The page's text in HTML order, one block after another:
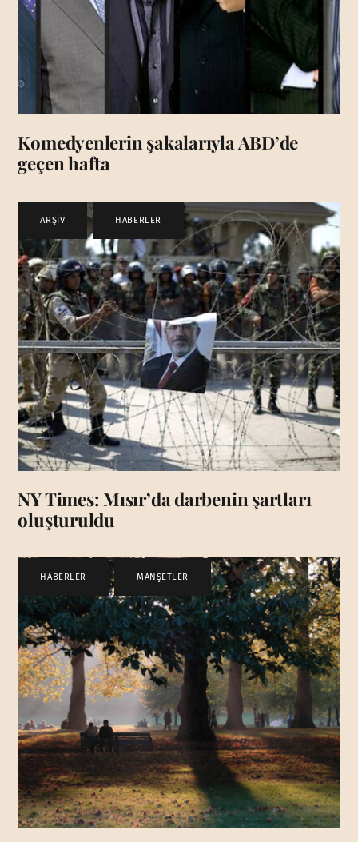
Komedyenlerin şakalarıyla ABD’de
geçen hafta
ARŞİV , HABERLER
NY Times: Mısır’da darbenin şartları
oluşturuldu
HABERLER , MANŞETLER